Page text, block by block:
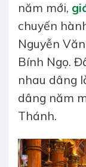
năm mới,
chuyến
Nguyễn
Bính Ngọ.
nhau dâng
dâng năm
Thánh.